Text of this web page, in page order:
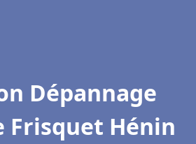
Dépannage
Frisquet Hénin